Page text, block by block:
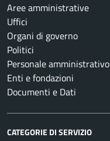
Aree amministrative
Uffici
Organi di governo
Politici
Personale amministrativo
Enti e fondazioni
Documenti e Dati
CATEGORIE DI SERVIZIO